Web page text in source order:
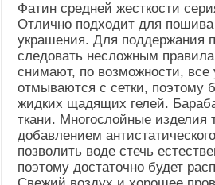
"Номенклатура"
(Общие))
Усадка и уход
(Справочник
"Номенклатура"
(Общие))
Не
Фатин средней жесткости
Отлично подходит для
украшения. Для поддержания
следовать несложным
снимают, по возможности, все
отмываются с сетки, поэтому
жидких щадящих гелей.
ткани. Многослойные изделия
добавлением
позволить воде стечь
поэтому достаточно будет